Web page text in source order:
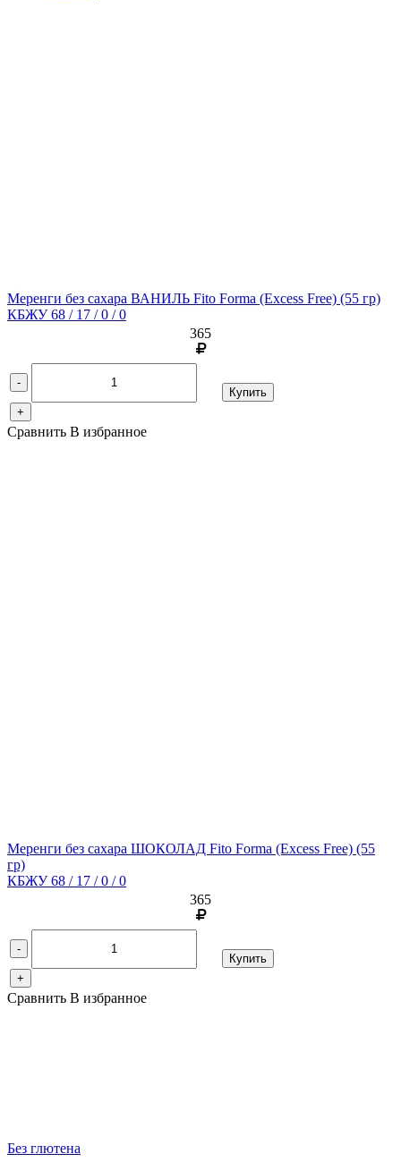
Меренги без сахара ВАНИЛЬ Fito Forma (Excess Free) (55 гр)
КБЖУ 68 / 17 / 0 / 0
365
-
+
Купить
Сравнить В избранное
Меренги без сахара ШОКОЛАД Fito Forma (Excess Free) (55
гр)
КБЖУ 68 / 17 / 0 / 0
365
-
+
Купить
Сравнить В избранное
Без глютена